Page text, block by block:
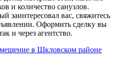
и количество санузлов.
заинтересовал вас, свяжитесь
Оформить сделку вы
и через агентство.
в Шкловском районе